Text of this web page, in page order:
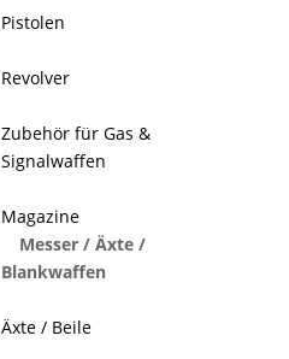
Pistolen
Revolver
Zubehör für Gas &
Signalwaffen
Magazine
Messer / Äxte /
Blankwaffen
Äxte / Beile